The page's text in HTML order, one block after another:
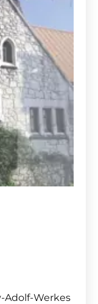
Adolf-Werkes